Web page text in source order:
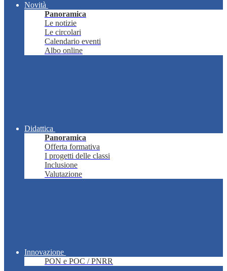
Novità
Panoramica
Le notizie
Le circolari
Calendario eventi
Albo online
Didattica
Panoramica
Offerta formativa
I progetti delle classi
Inclusione
Valutazione
Innovazione
PON e POC / PNRR